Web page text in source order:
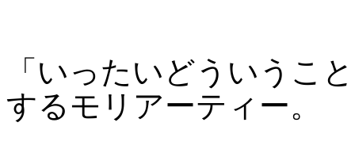
「いったいどういうこ
するモリアーティー。